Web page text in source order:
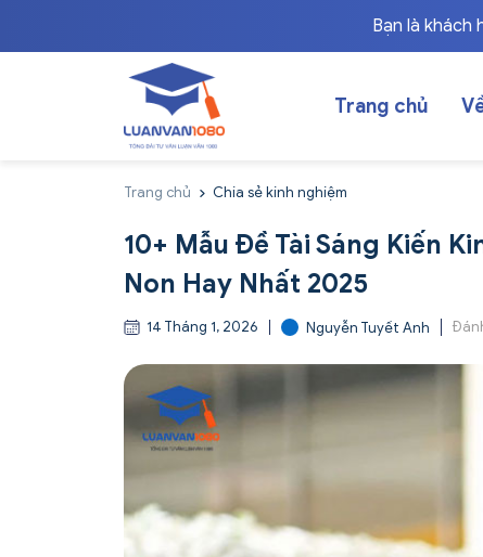
Bạn là khách
Trang chủ
Trang chủ Chia sẻ kinh nghiệm
10+ Mẫu Đề Tài Sáng Kiến
Non Hay Nhất 2025
14 Tháng 1, 2026 Nguyễn Tuyết Anh